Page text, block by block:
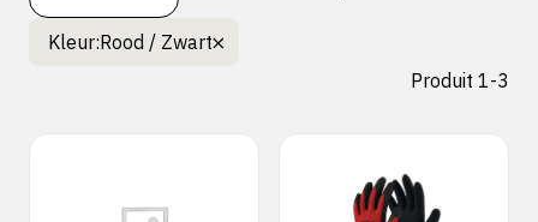
Kleur:Rood / Zwart
Produit 1-3